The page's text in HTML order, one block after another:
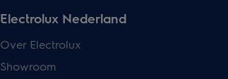
Electrolux Nederland
Over Electrolux
Showroom